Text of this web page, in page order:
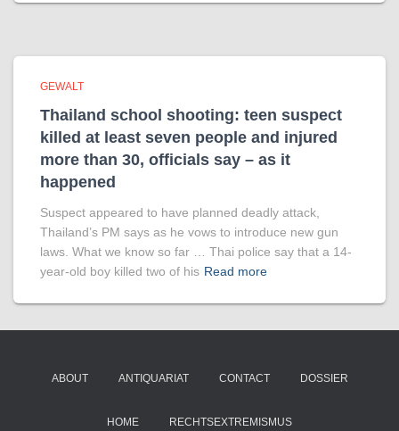
GEWALT
Thailand school shooting: teen suspect
killed at least seven people and injured
more than 30, officials say – as it
happened
Suspect appeared to have planned deadly attack,
Thailand’s PM says as he vows to introduce new gun
laws. What we know so far … Thai police say that a 14-
year-old boy killed two of his Read more
ABOUT ANTIQUARIAT CONTACT DOSSIER
HOME RECHTSEXTREMISMUS